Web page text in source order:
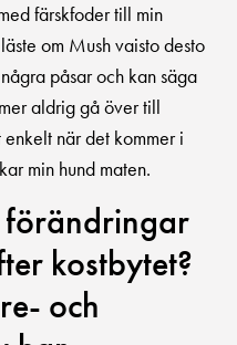
färskfoder till min
om Mush vaisto desto
påsar och kan säga
aldrig gå över till
när det kommer i
min hund maten.
kostbytet?
och